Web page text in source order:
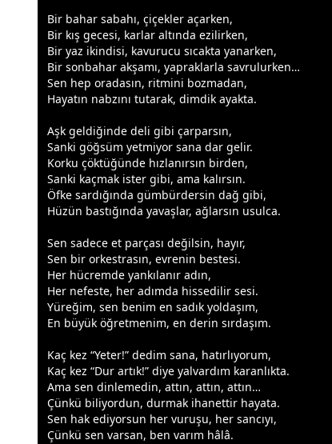
Bir bahar sabahı, çiçekler açarken,
Bir kış gecesi, karlar altında ezilirken,
Bir yaz ikindisi, kavurucu sıcakta yanarken,
Bir sonbahar akşamı, yapraklarla savrulurken…
Sen hep oradasın, ritmini bozmadan,
Hayatın nabzını tutarak, dimdik ayakta.
Aşk geldiğinde deli gibi çarparsın,
Sanki göğsüm yetmiyor sana dar gelir.
Korku çöktüğünde hızlanırsın birden,
Sanki kaçmak ister gibi, ama kalırsın.
Öfke sardığında gümbürdersin dağ gibi,
Hüzün bastığında yavaşlar, ağlarsın usulca.
Sen sadece et parçası değilsin, hayır,
Sen bir orkestrasın, evrenin bestesi.
Her hücremde yankılanır adın,
Her nefeste, her adımda hissedilir sesi.
Yüreğim, sen benim en sadık yoldaşım,
En büyük öğretmenim, en derin sırdaşım.
Kaç kez “Yeter!” dedim sana, hatırlıyorum,
Kaç kez “Dur artık!” diye yalvardım karanlıkta.
Ama sen dinlemedin, attın, attın, attın…
Çünkü biliyordun, durmak ihanettir hayata.
Sen hak ediyorsun her vuruşu, her sancıyı,
Çünkü sen varsan, ben varım hâlâ.